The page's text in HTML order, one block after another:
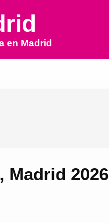
en Madrid
Madrid 2026